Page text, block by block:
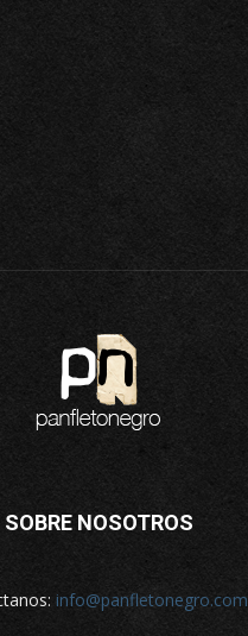
SOBRE NOSOTROS
info@panfletonegro.com